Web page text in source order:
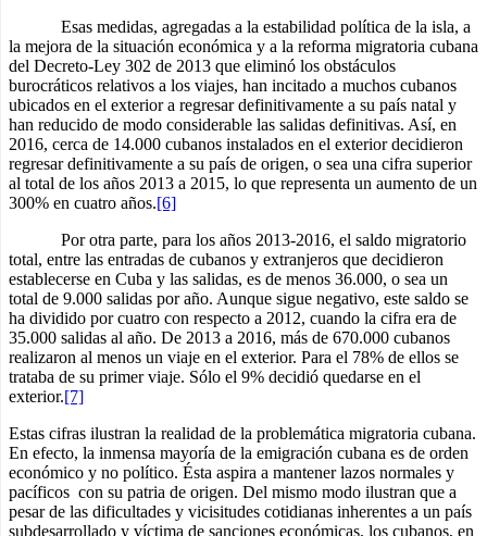
Esas medidas, agregadas a la estabilidad política de la isla, a
la mejora de la situación económica y a la reforma migratoria cubana
del Decreto-Ley 302 de 2013 que eliminó los obstáculos
burocráticos relativos a los viajes, han incitado a muchos cubanos
ubicados en el exterior a regresar definitivamente a su país natal y
han reducido de modo considerable las salidas definitivas. Así, en
2016, cerca de 14.000 cubanos instalados en el exterior decidieron
regresar definitivamente a su país de origen, o sea una cifra superior
al total de los años 2013 a 2015, lo que representa un aumento de un
300% en cuatro años.[6]
Por otra parte, para los años 2013-2016, el saldo migratorio
total, entre las entradas de cubanos y extranjeros que decidieron
establecerse en Cuba y las salidas, es de menos 36.000, o sea un
total de 9.000 salidas por año. Aunque sigue negativo, este saldo se
ha dividido por cuatro con respecto a 2012, cuando la cifra era de
35.000 salidas al año. De 2013 a 2016, más de 670.000 cubanos
realizaron al menos un viaje en el exterior. Para el 78% de ellos se
trataba de su primer viaje. Sólo el 9% decidió quedarse en el
exterior.[7]
Estas cifras ilustran la realidad de la problemática migratoria cubana.
En efecto, la inmensa mayoría de la emigración cubana es de orden
económico y no político. Ésta aspira a mantener lazos normales y
pacíficos con su patria de origen. Del mismo modo ilustran que a
pesar de las dificultades y vicisitudes cotidianas inherentes a un país
subdesarrollado y víctima de sanciones económicas, los cubanos, en